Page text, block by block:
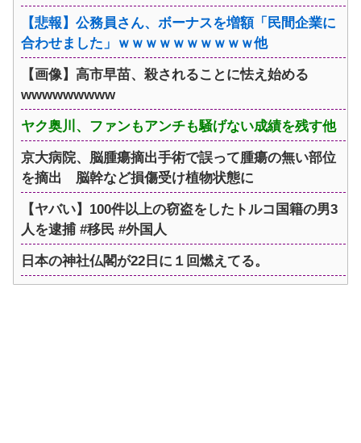
【悲報】公務員さん、ボーナスを増額「民間企業に
合わせました」ｗｗｗｗｗｗｗｗｗｗ他
【画像】高市早苗、殺されることに怯え始める
wwwwwwwww
ヤク奥川、ファンもアンチも騒げない成績を残す他
京大病院、脳腫瘍摘出手術で誤って腫瘍の無い部位
を摘出 脳幹など損傷受け植物状態に
【ヤバい】100件以上の窃盗をしたトルコ国籍の男3
人を逮捕 #移民 #外国人
日本の神社仏閣が22日に１回燃えてる。